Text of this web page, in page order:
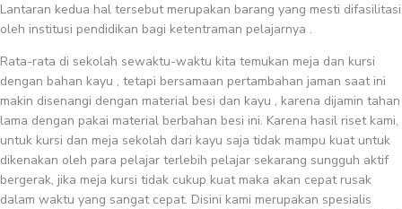
Lantaran kedua hal tersebut merupakan barang yang mesti difasilitasi
oleh institusi pendidikan bagi ketentraman pelajarnya .
Rata-rata di sekolah sewaktu-waktu kita temukan meja dan kursi
dengan bahan kayu , tetapi bersamaan pertambahan jaman saat ini
makin disenangi dengan material besi dan kayu , karena dijamin tahan
lama dengan pakai material berbahan besi ini. Karena hasil riset kami,
untuk kursi dan meja sekolah dari kayu saja tidak mampu kuat untuk
dikenakan oleh para pelajar terlebih pelajar sekarang sungguh aktif
bergerak, jika meja kursi tidak cukup kuat maka akan cepat rusak
dalam waktu yang sangat cepat. Disini kami merupakan spesialis